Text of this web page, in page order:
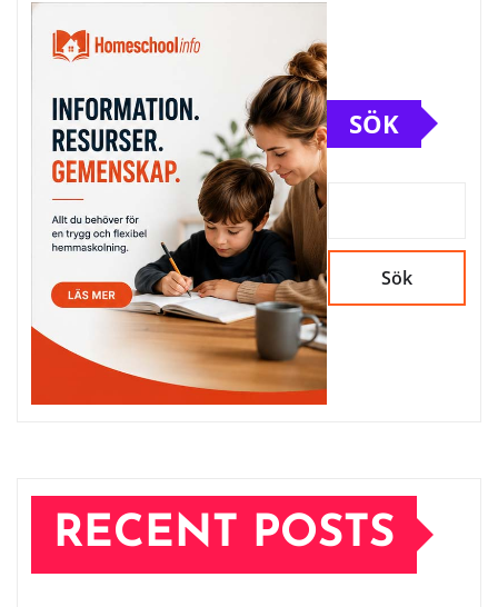
SÖK
Sök
RECENT POSTS